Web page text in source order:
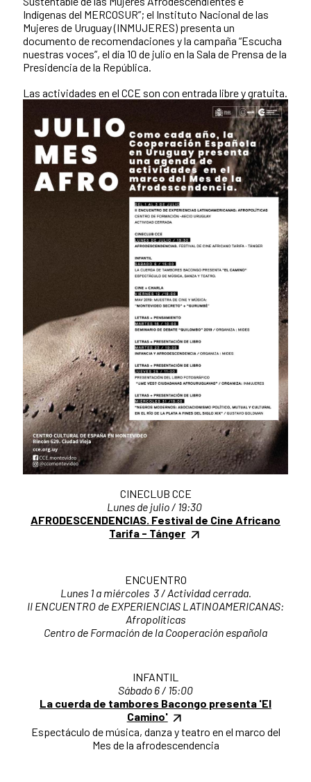
Indígenas del MERCOSUR”; el Instituto Nacional de las
Mujeres de Uruguay (INMUJERES) presenta un
documento de recomendaciones y la campaña “Escucha
nuestras voces”, el día 10 de julio en la Sala de Prensa de la
Presidencia de la República.
Las actividades en el CCE son con entrada libre y gratuita.
CINECLUB CCE
Lunes de julio / 19:30
AFRODESCENDENCIAS. Festival de Cine Africano
Tarifa - Tánger
ENCUENTRO
Lunes 1 a miércoles 3 / Actividad cerrada.
II ENCUENTRO de EXPERIENCIAS LATINOAMERICANAS:
Afropolíticas
Centro de Formación de la Cooperación española
INFANTIL
Sábado 6 / 15:00
La cuerda de tambores Bacongo presenta 'El
Camino'
Espectáculo de música, danza y teatro en el marco del
Mes de la afrodescendencia